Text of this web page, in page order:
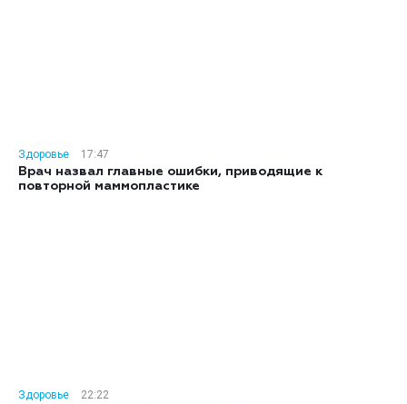
Здоровье
17:47
Врач назвал главные ошибки, приводящие к
повторной маммопластике
Здоровье
22:22